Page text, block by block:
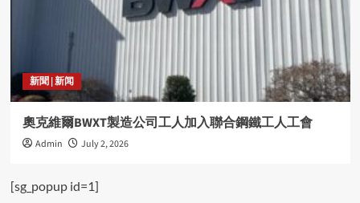
新聞 | 新闻
奧克維爾BWXT製造公司工人加入聯合鋼鐵工人工會
Admin July 2, 2026
[sg_popup id=1]